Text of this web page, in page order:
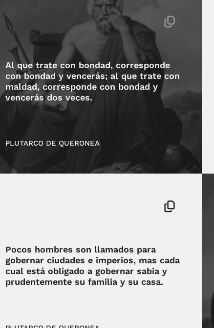
Al que trate con bondad, corresponde
con bondad y vencerás; al que trate con
maldad, corresponde con bondad y
vencerás dos veces.
PLUTARCO DE QUERONEA
Pocos hombres son llamados para
gobernar ciudades e imperios, mas cada
cual está obligado a gobernar sabia y
prudentemente su familia y su casa.